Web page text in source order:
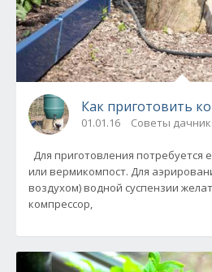
Как приготовить
01.01.16 Советы
Для приготовления потребуется
или вермикомпост. Для
воздухом) водной суспензии
компрессор,